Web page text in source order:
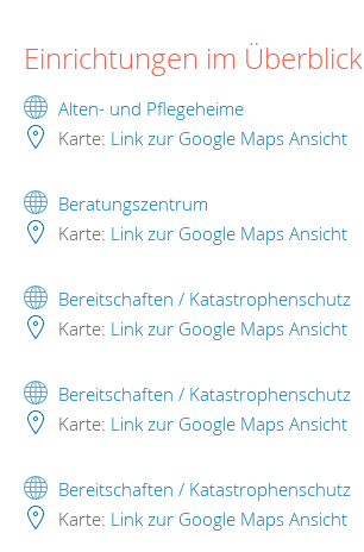
Einrichtungen im Überblick
Alten- und Pflegeheime
Karte: Link zur Google Maps Ansicht
Beratungszentrum
Karte: Link zur Google Maps Ansicht
Bereitschaften / Katastrophenschutz
Karte: Link zur Google Maps Ansicht
Bereitschaften / Katastrophenschutz
Karte: Link zur Google Maps Ansicht
Bereitschaften / Katastrophenschutz
Karte: Link zur Google Maps Ansicht